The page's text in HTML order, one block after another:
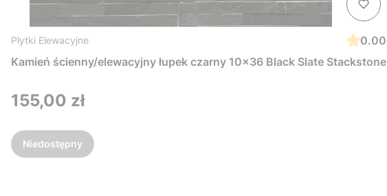
Płytki Elewacyjne
0.00
Kamień ścienny/elewacyjny łupek czarny 10x36 Black Slate Stackstone
Cena
155,00 zł
Niedostępny